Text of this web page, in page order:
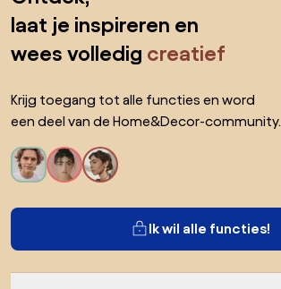
laat je inspireren en
wees volledig creatief
Krijg toegang tot alle functies en word
een deel van de Home&Decor-community.
Ik wil alle functies!